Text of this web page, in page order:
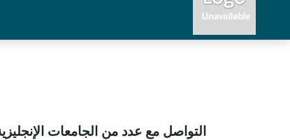
التواصل مع عدد من الجامعات